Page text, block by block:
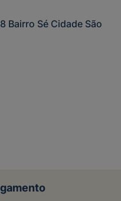
Bairro Sé Cidade São